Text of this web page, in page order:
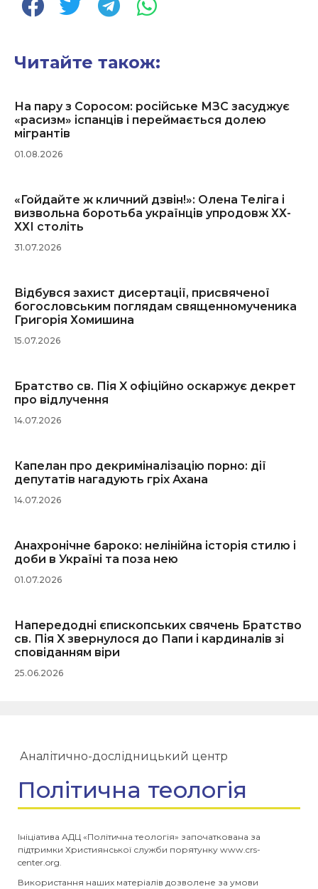
Читайте також:
На пару з Соросом: російське МЗС засуджує
«расизм» іспанців і переймається долею
мігрантів
01.08.2026
«Гойдайте ж кличний дзвін!»: Олена Теліга і
визвольна боротьба українців упродовж ХХ-
ХХІ століть
31.07.2026
Відбувся захист дисертації, присвяченої
богословським поглядам священномученика
Григорія Хомишина
15.07.2026
Братство св. Пія X офіційно оскаржує декрет
про відлучення
14.07.2026
Капелан про декриміналізацію порно: дії
депутатів нагадують гріх Ахана
14.07.2026
Анахронічне бароко: нелінійна історія стилю і
доби в Україні та поза нею
01.07.2026
Напередодні єпископських свячень Братство
св. Пія X звернулося до Папи і кардиналів зі
сповіданням віри
25.06.2026
Аналітично-дослідницький центр
Політична теологія
Ініціатива АДЦ «Політична теологія» започаткована за
підтримки Християнської служби порятунку www.crs-
center.org.
Використання наших матеріалів дозволене за умови